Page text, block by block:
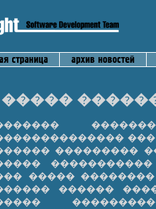
�����
���������
�����
������